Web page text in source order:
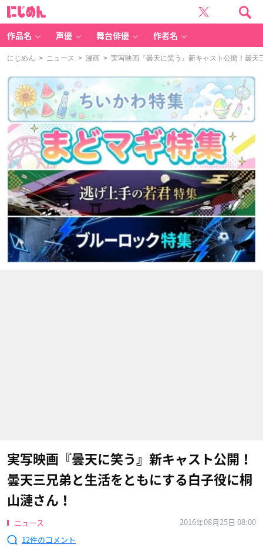
作品名 声優 舞台俳優 作者名
にじめん > ニュース > 漫画 > 実写映画『曇天に笑う』新キャスト公開！曇
実写映画『曇天に笑う』新キャスト公開！
曇天三兄弟と生活をともにする白子役に桐
山漣さん！
ニュース
2016年08月25日 08:00
12